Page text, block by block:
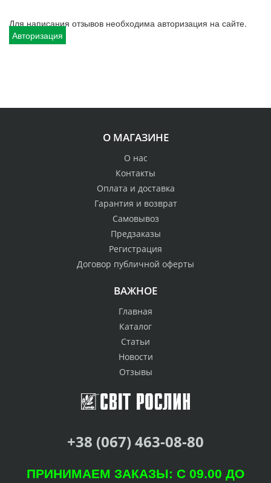
Для написания отзывов необходима авторизация на сайте.
Авторизация
О МАГАЗИНЕ
О нас
Контакты
Оплата и доставка
Гарантия и возврат
Самовывоз
Предзаказы
Регистрация
Договор публичной оферты
ВАЖНОЕ
Главная
Каталог
Статьи
Новости
Отзывы
+38 (067) 463-08-80
ПРИНИМАЕМ ЗАКАЗЫ: С 09.00 ДО